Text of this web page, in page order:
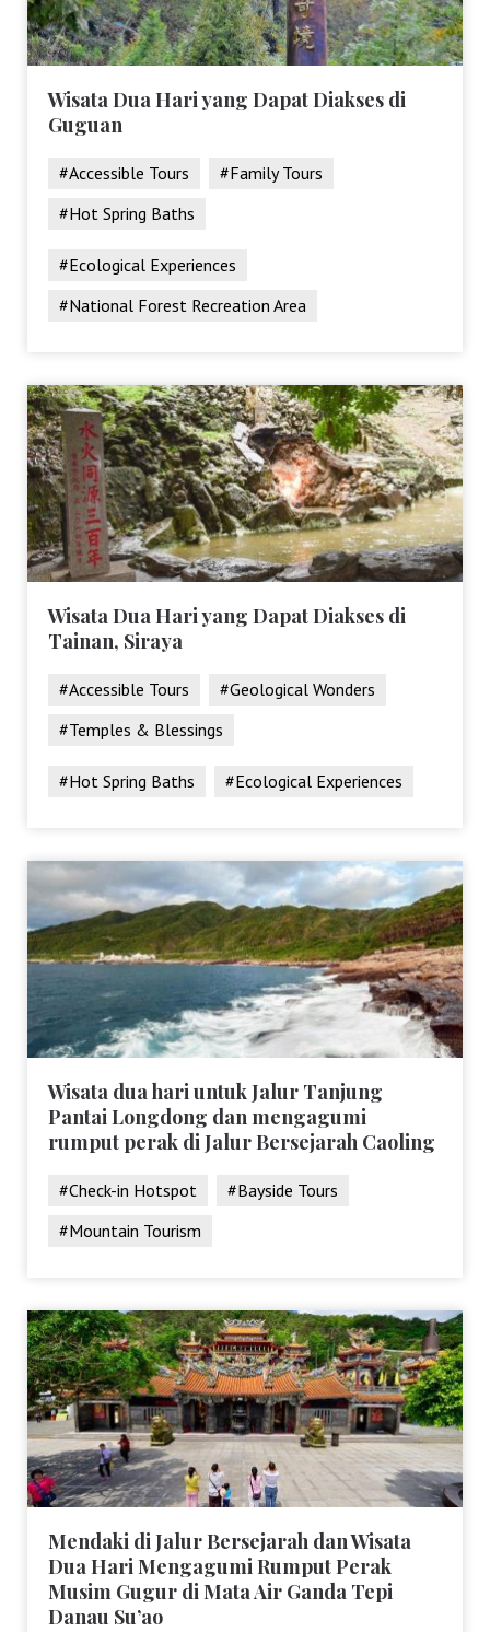
Wisata Dua Hari yang Dapat Diakses di
Guguan
#Accessible Tours
#Family Tours
#Hot Spring Baths
#Ecological Experiences
#National Forest Recreation Area
Wisata Dua Hari yang Dapat Diakses di
Tainan, Siraya
#Accessible Tours
#Geological Wonders
#Temples & Blessings
#Hot Spring Baths #Ecological Experiences
Wisata dua hari untuk Jalur Tanjung
Pantai Longdong dan mengagumi
rumput perak di Jalur Bersejarah Caoling
#Check-in Hotspot
#Bayside Tours
#Mountain Tourism
Mendaki di Jalur Bersejarah dan Wisata
Dua Hari Mengagumi Rumput Perak
Musim Gugur di Mata Air Ganda Tepi
Danau Su’ao